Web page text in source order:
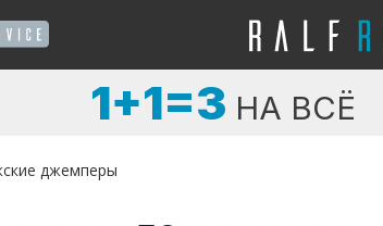
1+1=3 НА ВСЁ
джемперы